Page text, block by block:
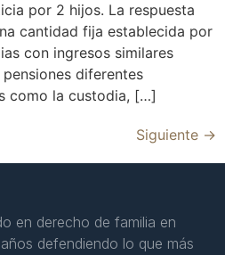
por 2 hijos. La respuesta
cantidad fija establecida por
con ingresos similares
diferentes
como la custodia, […]
Siguiente →
en derecho de familia en
defendiendo lo que más